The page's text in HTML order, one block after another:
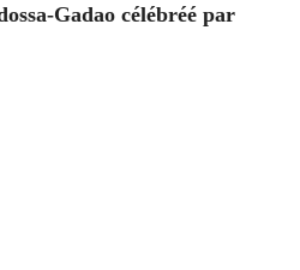
Gadao célébréé par